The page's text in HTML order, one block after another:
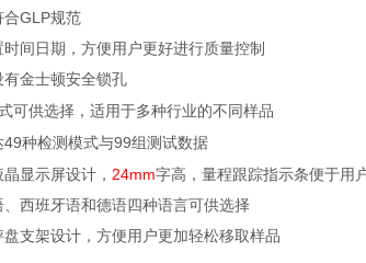
合GLP规范
间日期，方便用户更好进行质量控制
有金士顿安全锁孔
可供选择，适用于多种行业的不同样品
49种检测模式与99组测试数据
显示屏设计， 24mm字高，量程跟踪指示条便于用
、西班牙语和德语四种语言可供选择
盘支架设计，方便用户更加轻松移取样品